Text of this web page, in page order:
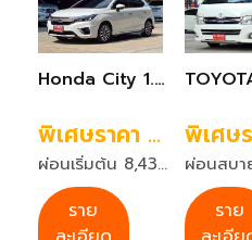
Honda City 1.0SV Turbo ปี 2021 สีขาว
พิเศษราคา 439,999 บาท
ผ่อนเริ่มต้น 8,432 บาท 72 งวด
ราย
ราย